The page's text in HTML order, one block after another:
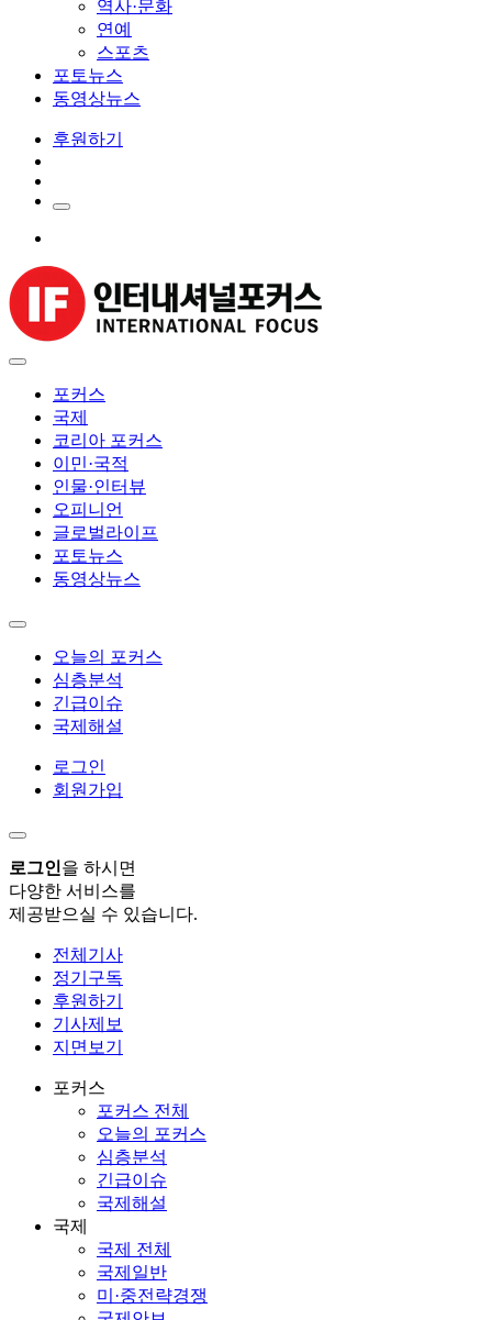
역사·문화
연예
스포츠
포토뉴스
동영상뉴스
후원하기
포커스
국제
코리아 포커스
이민·국적
인물·인터뷰
오피니언
글로벌라이프
포토뉴스
동영상뉴스
오늘의 포커스
심층분석
긴급이슈
국제해설
로그인
회원가입
로그인을 하시면
다양한 서비스를
제공받으실 수 있습니다.
전체기사
정기구독
후원하기
기사제보
지면보기
포커스
포커스 전체
오늘의 포커스
심층분석
긴급이슈
국제해설
국제
국제 전체
국제일반
미·중전략경쟁